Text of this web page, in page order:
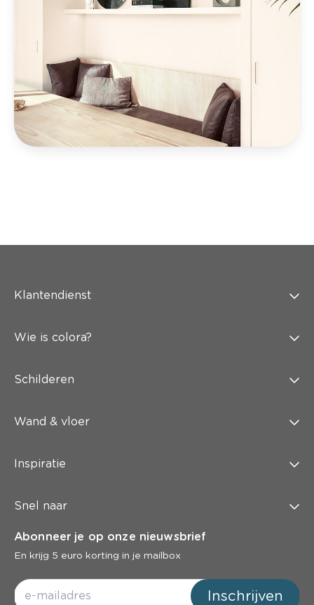
Klantendienst
Wie is colora?
Schilderen
Wand & vloer
Inspiratie
Snel naar
Abonneer je op onze nieuwsbrief
En krijg 5 euro korting in je mailbox
Inschrijven